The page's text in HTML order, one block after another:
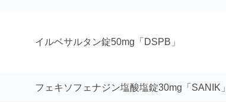
イルベサルタン錠50mg「DSPB」
フェキソフェナジン塩酸塩錠30mg「SANIK」